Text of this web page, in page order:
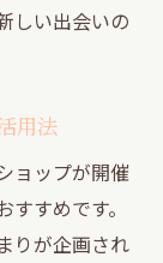
しい出会いの
用法
ョップが開催
すめです。
りが企画され